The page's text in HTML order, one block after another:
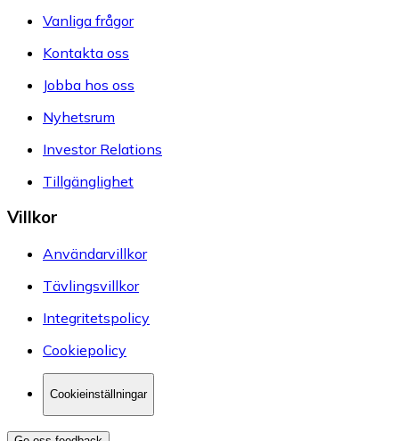
Vanliga frågor
Kontakta oss
Jobba hos oss
Nyhetsrum
Investor Relations
Tillgänglighet
Villkor
Användarvillkor
Tävlingsvillkor
Integritetspolicy
Cookiepolicy
Cookieinställningar